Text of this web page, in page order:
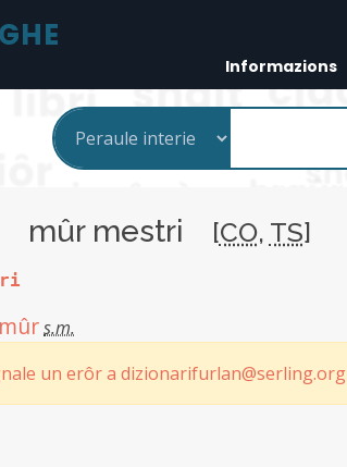
Informazions
mûr mestri [CO, TS]
mûrs.m.
un erôr a dizionarifurlan@serling.org